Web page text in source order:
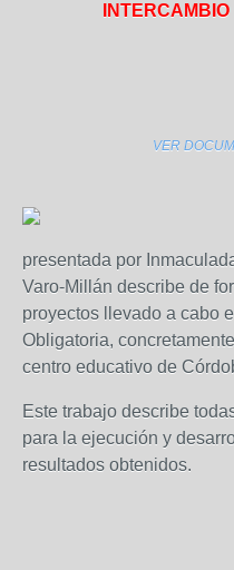
VER
presentada por
Varo-Millán describe de
proyectos llevado a cabo
Obligatoria,
centro educativo de
Este trabajo describe
para la ejecución y
resultados obtenidos.